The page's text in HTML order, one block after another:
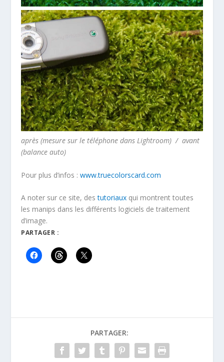
après (mesure sur le téléphone dans Lightroom) / avant
(balance auto)
Pour plus d’infos :www.truecolorscard.com
A noter sur ce site, destutoriaux qui montrent toutes
les manips dans les différents logiciels de traitement
d’image.
PARTAGER :
PARTAGER: